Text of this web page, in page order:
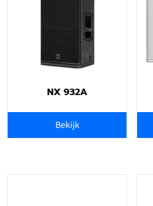
NX 932A
Bekijk